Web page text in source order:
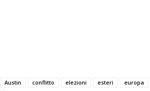
Austin conflitto elezioni esteri europa